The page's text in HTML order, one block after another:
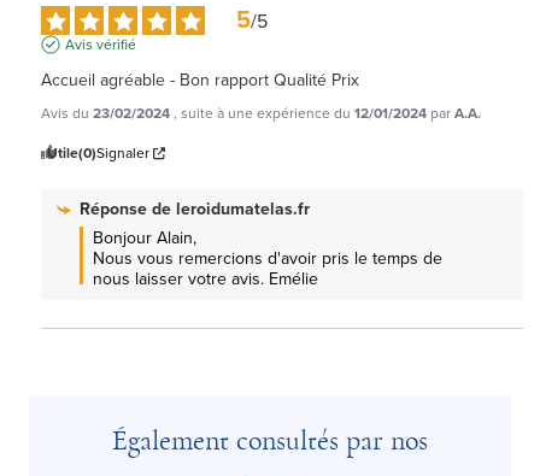
5/5
Avis vérifié
Accueil agréable - Bon rapport Qualité Prix
Avis du 23/02/2024, suite à une expérience du 12/01/2024 parA.A.
Utile(0)Signaler
Réponse deleroidumatelas.fr
Bonjour Alain,
Nous vous remercions d'avoir pris le temps de
nous laisser votre avis. Emélie
Également consultés par nos